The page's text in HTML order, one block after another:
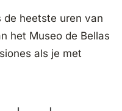
de heetste uren van
het Museo de Bellas
als je met